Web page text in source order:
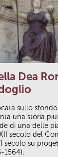
Dea
sullo
una storia
di una delle
secolo del
secolo su
1564).